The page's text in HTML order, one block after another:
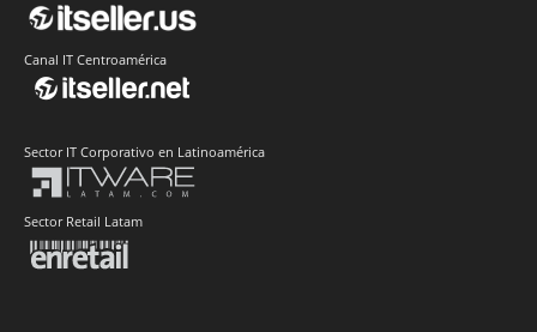
Canal IT Centroamérica
Sector IT Corporativo en Latinoamérica
Sector Retail Latam